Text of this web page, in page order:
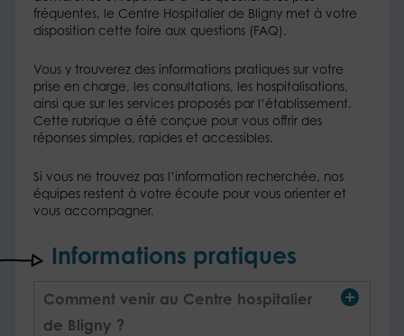
fréquentes, le Centre Hospitalier de Bligny met à votre
disposition cette foire aux questions (FAQ).
Vous y trouverez des informations pratiques sur votre
prise en charge, les consultations, les hospitalisations,
ainsi que sur les services proposés par l’établissement.
Cette rubrique a été conçue pour vous offrir des
réponses simples, rapides et accessibles.
Si vous ne trouvez pas l’information recherchée, nos
équipes restent à votre écoute pour vous orienter et
vous accompagner.
Informations pratiques
Comment venir au Centre hospitalier
de Bligny ?